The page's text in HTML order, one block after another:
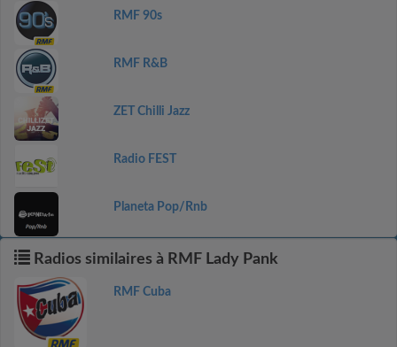
RMF 90s
RMF R&B
ZET Chilli Jazz
Radio FEST
Planeta Pop/Rnb
Radios similaires à RMF Lady Pank
RMF Cuba